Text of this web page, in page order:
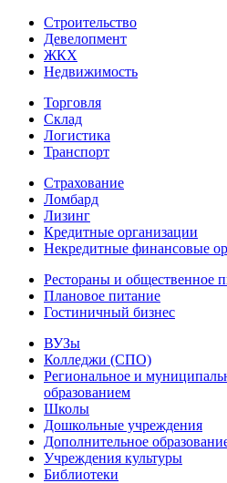
Строительство
Девелопмент
ЖКХ
Недвижимость
Торговля
Склад
Логистика
Транспорт
Страхование
Ломбард
Лизинг
Кредитные организации
Некредитные финансовые
Рестораны и общественное
Плановое питание
Гостиничный бизнес
ВУЗы
Колледжи (СПО)
Региональное и
образованием
Школы
Дошкольные учреждения
Дополнительное
Учреждения культуры
Библиотеки